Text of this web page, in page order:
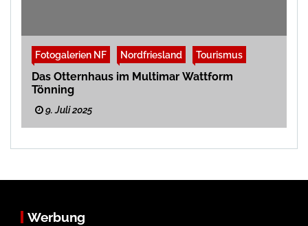
Fotogalerien NF Nordfriesland Tourismus
Das Otternhaus im Multimar Wattform
Tönning
9. Juli 2025
Werbung